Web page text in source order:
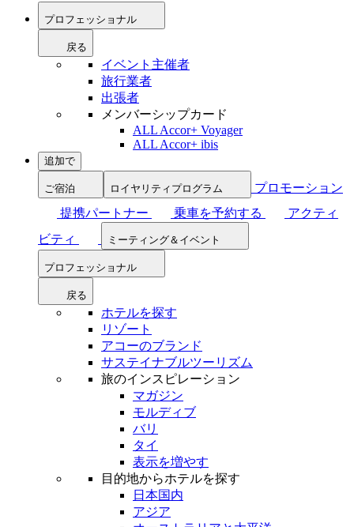
プロフェッショナル
戻る
イベント主催者
旅行業者
出張者
メンバーシップカード
ALL Accor+ Voyager
ALL Accor+ ibis
追加で
ご宿泊 ロイヤリティプログラム
プロモーション
提携パートナー
乗車を予約する
アクティ
ビティ
ミーティング＆イベント
プロフェッショナル
戻る
ホテルを探す
リゾート
アコーのブランド
サステイナブルツーリズム
旅のインスピレーション
マガジン
モルディブ
バリ
タイ
表示を増やす
目的地からホテルを探す
日本国内
アジア